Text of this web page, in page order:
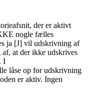
der er aktivt
nogle fælles
ja [J] vil udskrivning af
at der ikke udskrives
I
låse op for udskrivning
er aktiv. Ingen